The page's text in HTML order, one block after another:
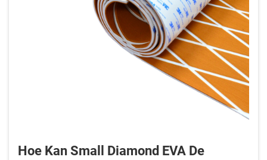
Hoe Kan Small Diamond EVA De